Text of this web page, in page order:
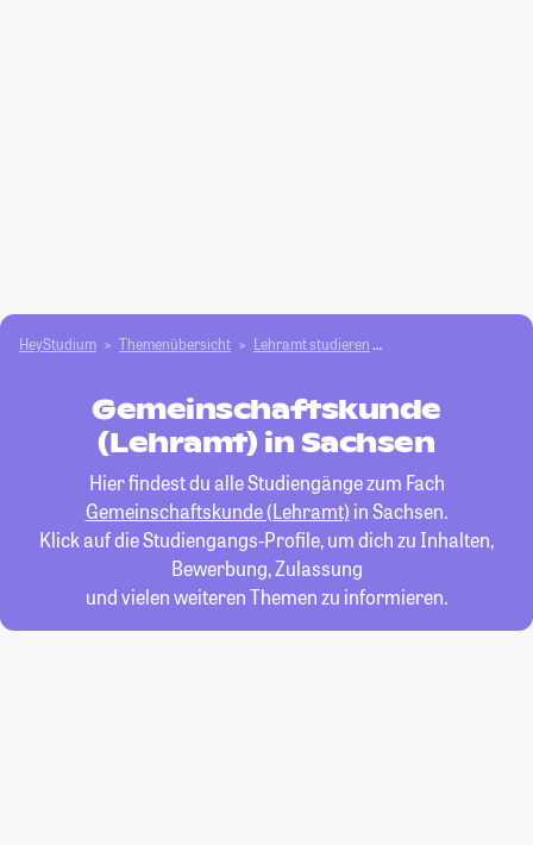
HeyStudium Themenübersicht Lehramt studieren
Gemeinschaftskunde
(Lehramt) in Sachsen
Hier findest du alle Studiengänge zum Fach
Gemeinschaftskunde (Lehramt) in Sachsen.
Klick auf die Studiengangs-Profile, um dich zu Inhalten,
Bewerbung, Zulassung
und vielen weiteren Themen zu informieren.